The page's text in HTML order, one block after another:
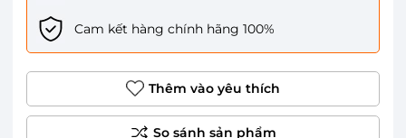
Cam kết hàng chính hãng 100%
Thêm vào yêu thích